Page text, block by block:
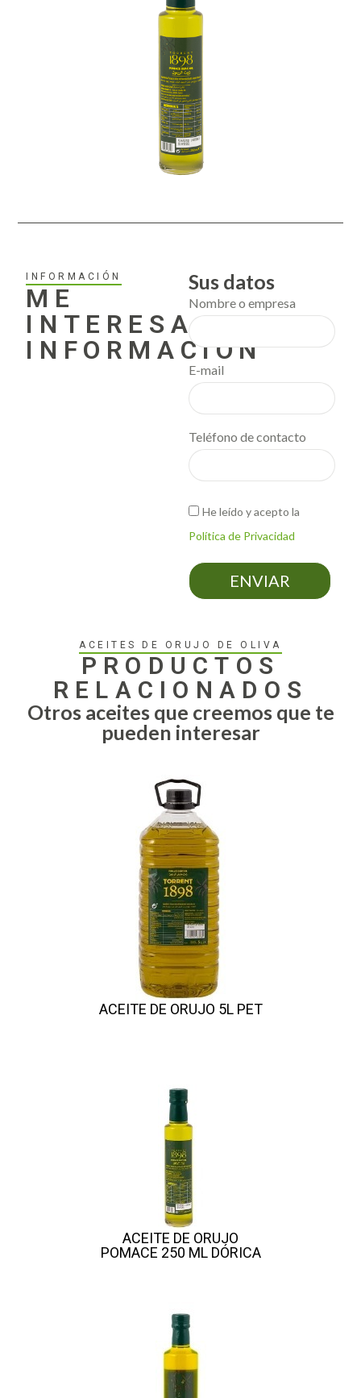
INFORMACIÓN
ME
INTERESA
INFORMACIÓN
Sus datos
Nombre o empresa
E-mail
Teléfono de contacto
He leído y acepto la
Política de Privacidad
ENVIAR
ACEITES DE ORUJO DE OLIVA
PRODUCTOS
RELACIONADOS
Otros aceites que creemos que te
pueden interesar
ACEITE DE ORUJO 5L PET
ACEITE DE ORUJO
POMACE 250 ML DÓRICA